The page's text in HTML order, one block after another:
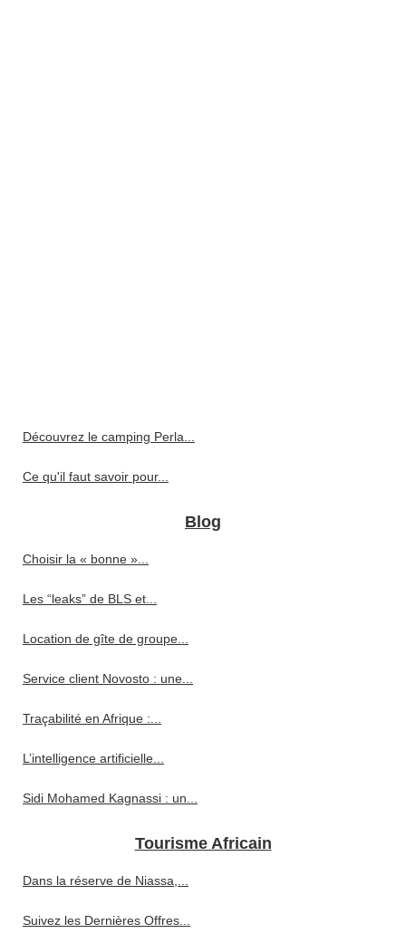
Découvrez le camping Perla...
Ce qu'il faut savoir pour...
Blog
Choisir la « bonne »...
Les “leaks” de BLS et...
Location de gîte de groupe...
Service client Novosto : une...
Traçabilité en Afrique :...
L’intelligence artificielle...
Sidi Mohamed Kagnassi : un...
Tourisme Africain
Dans la réserve de Niassa,...
Suivez les Dernières Offres...